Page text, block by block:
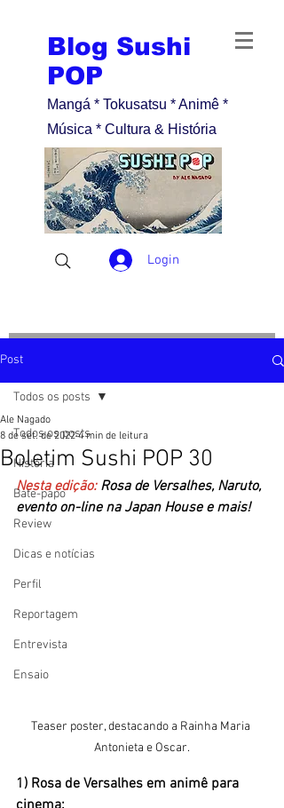
Blog Sushi
POP
Mangá * Tokusatsu * Animê *
Música * Cultura & História
Login
Post
Todos os posts
História
Bate-papo
Review
Dicas e notícias
Perfil
Reportagem
Entrevista
Ensaio
Todos os posts
Boletim Sushi POP 30
Ale Nagado
8 de set. de 2022 4 min de leitura
Nesta edição: Rosa de Versalhes, Naruto,
evento on-line na Japan House e mais!
Teaser poster, destacando a Rainha Maria
Antonieta e Oscar.
1) Rosa de Versalhes em animê para